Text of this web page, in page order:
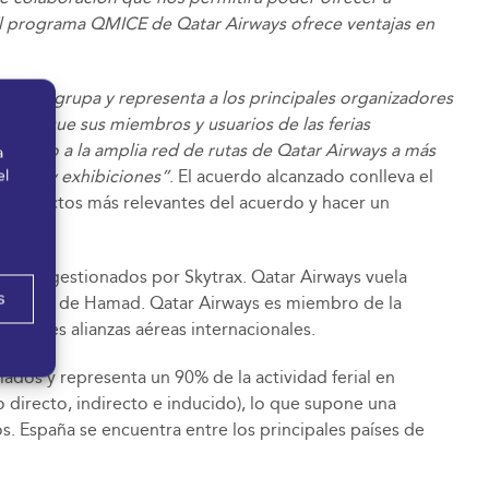
QMICE de Qatar Airways ofrece ventajas en
que agrupa y representa a los principales organizadores
de que sus miembros y usuarios de las ferias
a la amplia red de rutas de Qatar Airways a más
y exhibiciones”. El acuerdo alcanzado conlleva el
más relevantes del acuerdo y hacer un
gestionados por Skytrax. Qatar Airways vuela
de Hamad. Qatar Airways es miembro de la
alianzas aéreas internacionales.
y representa un 90% de la actividad ferial en
directo, indirecto e inducido), lo que supone una
España se encuentra entre los principales países de